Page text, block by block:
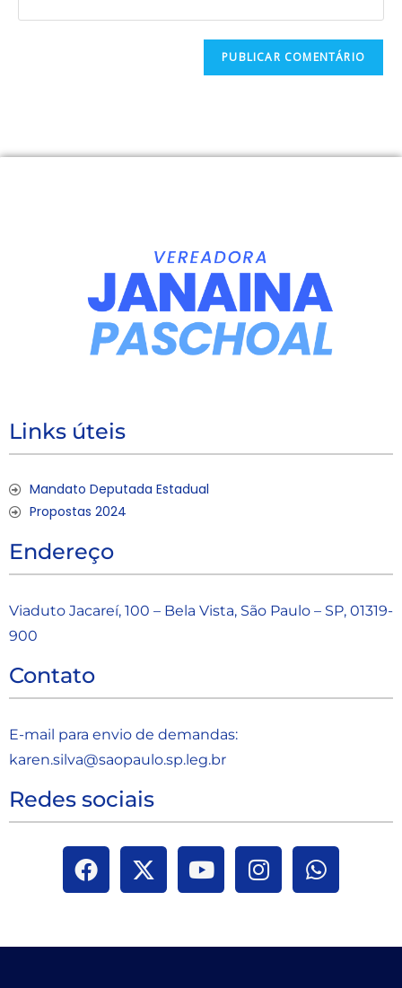
Links úteis
Mandato Deputada Estadual
Propostas 2024
Endereço
Viaduto Jacareí, 100 – Bela Vista, São Paulo – SP, 01319-
900
Contato
E-mail para envio de demandas:
karen.silva@saopaulo.sp.leg.br
Redes sociais